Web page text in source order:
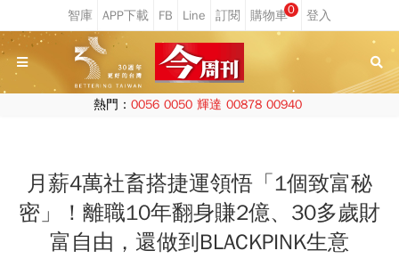
0
熱門： 0056 0050 輝達 00878 00940
月薪4萬社畜搭捷運領悟「1個致富秘
密」！離職10年翻身賺2億、30多歲財
富自由，還做到BLACKPINK生意